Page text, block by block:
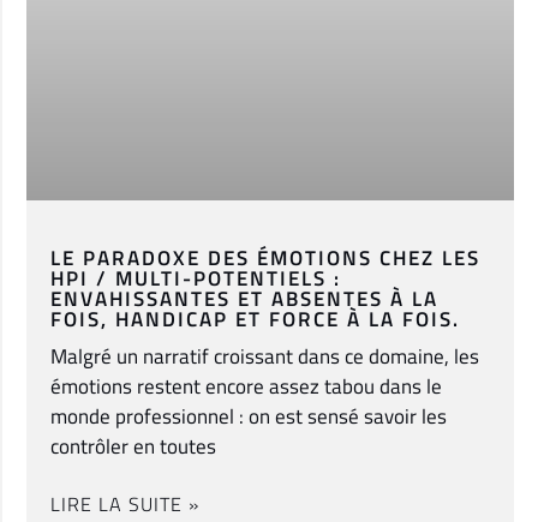
LE PARADOXE DES ÉMOTIONS CHEZ LES
HPI / MULTI-POTENTIELS :
ENVAHISSANTES ET ABSENTES À LA
FOIS, HANDICAP ET FORCE À LA FOIS.
Malgré un narratif croissant dans ce domaine, les
émotions restent encore assez tabou dans le
monde professionnel : on est sensé savoir les
contrôler en toutes
LIRE LA SUITE »